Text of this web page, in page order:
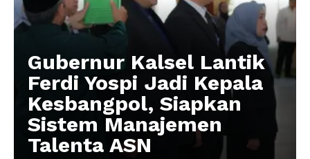
Gubernur Kalsel Lantik
Ferdi Yospi Jadi Kepala
Kesbangpol, Siapkan
Sistem Manajemen
Talenta ASN